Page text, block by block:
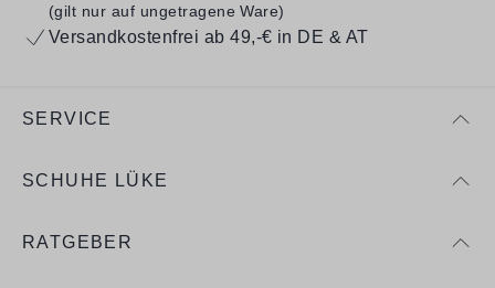
(gilt nur auf ungetragene Ware)
Versandkostenfrei ab 49,-€ in DE & AT
SERVICE
SCHUHE LÜKE
RATGEBER